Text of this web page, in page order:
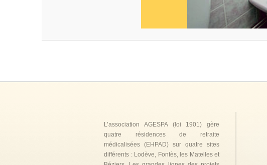
L’association AGESPA (loi 1901) gère
quatre résidences de retraite
médicalisées (EHPAD) sur quatre sites
différents : Lodève, Fontès, les Matelles et